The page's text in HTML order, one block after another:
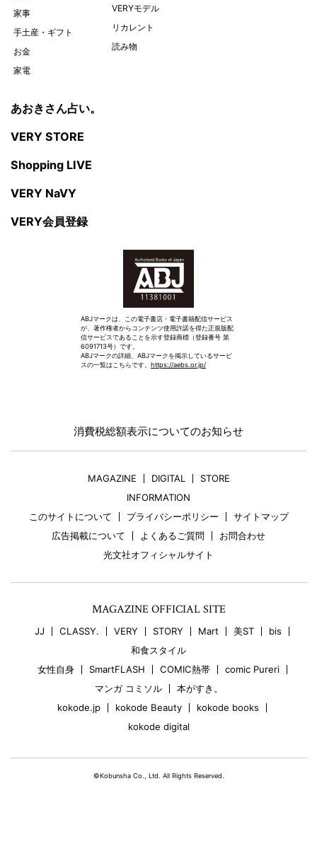
家事
手土産・ギフト
お金
家電
VERYモデル
リカレント
読み物
あおきさん占い。
VERY STORE
Shopping LIVE
VERY NaVY
VERY会員登録
ABJマークは、この電子書店・電子書籍配信サービス
が、著作権者からコンテンツ使用許諾を得た正規版配
信サービスであることを示す登録商標（登録番号 第
6091713号）です。
ABJマークの詳細、ABJマークを掲示しているサービ
スの一覧はこちらです。 https://aebs.or.jp/
消費税総額表示についてのお知らせ
MAGAZINE DIGITAL
STORE
INFORMATION
このサイトについて
プライバシーポリシー
サイトマップ
広告掲載について
よくあるご質問
お問合わせ
光文社オフィシャルサイト
MAGAZINE OFFICIAL SITE
JJ CLASSY. VERY STORY Mart 美ST
bis
和食スタイル
女性自身
SmartFLASH COMIC熱帯
comic Pureri
マンガ コミソル
本がすき。
kokode.jp
kokode Beauty
kokode books
kokode digital
©Kobunsha Co., Ltd. All Rights Reserved.